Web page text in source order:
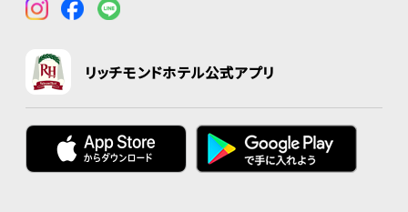
リッチモンドホテル公式アプリ